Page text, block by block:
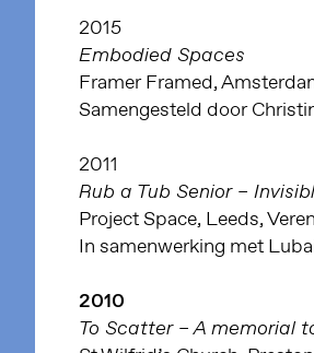
2015
Embodied Spaces
Framer Framed,
Samengesteld door
2011
Rub a Tub Senior –
Project Space, Leeds,
In samenwerking met
2010
To Scatter – A memorial